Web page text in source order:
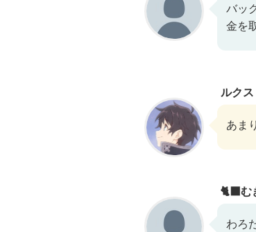
バッ
金を
ルクス
あま
🐈‍⬛
わろ